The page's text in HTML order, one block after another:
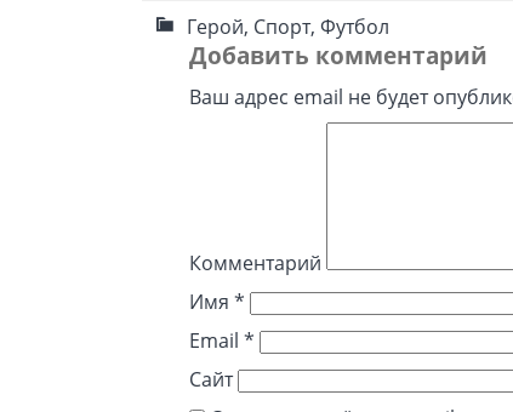
Герой, Спорт, Футбол
Добавить комментарий
Ваш адрес email не будет
Комментарий
Имя *
Email *
Сайт